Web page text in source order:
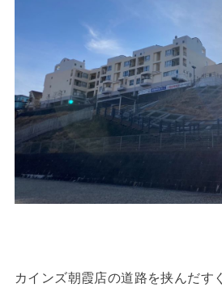
カインズ朝霞店の道路を挟んだす